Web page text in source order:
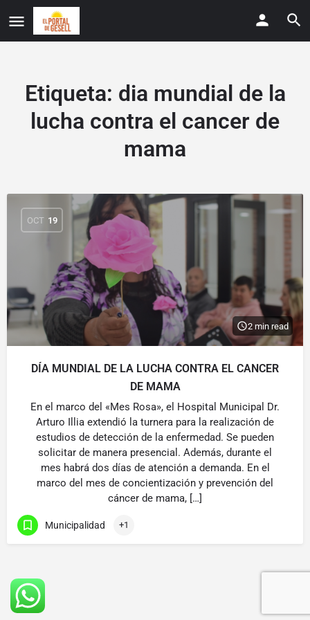
Etiqueta: dia mundial de la
lucha contra el cancer de
mama
OCT 19
2 min read
DÍA MUNDIAL DE LA LUCHA CONTRA EL CANCER
DE MAMA
En el marco del «Mes Rosa», el Hospital Municipal Dr.
Arturo Illia extendió la turnera para la realización de
estudios de detección de la enfermedad. Se pueden
solicitar de manera presencial. Además, durante el
mes habrá dos días de atención a demanda. En el
marco del mes de concientización y prevención del
cáncer de mama, […]
Municipalidad +1